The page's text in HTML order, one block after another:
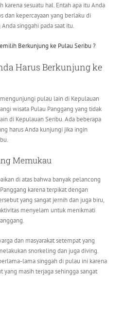
karena sesuatu hal. Entah apa itu Anda
dan kepercayaan yang berlaku di
singgahi pada saat itu.
Berkunjung ke Pulau Seribu ?
Harus Berkunjung ke
pulau lain di Kepulauan
wisata Pulau Panggang yang tidak
di Kepulauan Seribu. Ada beberapa
harus Anda kunjungi jika ingin
Memukau
di atas bahwa banyak pelancong
karena terpikat dengan
yang sangat jernih dan juga biru,
menyelam untuk menikmati
dan masyarakat setempat yang
snorkeling dan juga diving.
lama singgah di pulau ini karena
masih terjaga sehingga sangat